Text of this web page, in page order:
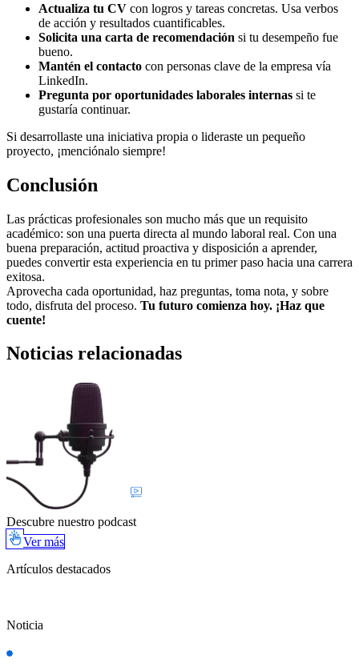
Actualiza tu CV con logros y tareas concretas. Usa verbos
de acción y resultados cuantificables.
Solicita una carta de recomendación si tu desempeño fue
bueno.
Mantén el contacto con personas clave de la empresa vía
LinkedIn.
Pregunta por oportunidades laborales internas si te
gustaría continuar.
Si desarrollaste una iniciativa propia o lideraste un pequeño
proyecto, ¡menciónalo siempre!
Conclusión
Las prácticas profesionales son mucho más que un requisito
académico: son una puerta directa al mundo laboral real. Con una
buena preparación, actitud proactiva y disposición a aprender,
puedes convertir esta experiencia en tu primer paso hacia una carrera
exitosa.
Aprovecha cada oportunidad, haz preguntas, toma nota, y sobre
todo, disfruta del proceso. Tu futuro comienza hoy. ¡Haz que
cuente!
Noticias relacionadas
Descubre nuestro podcast
Ver más
Artículos destacados
Noticia